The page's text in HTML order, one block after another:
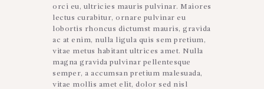
orci eu, ultricies mauris pulvinar. Maiores
lectus curabitur, ornare pulvinar eu
lobortis rhoncus dictumst mauris, gravida
ac at enim, nulla ligula quis sem pretium,
vitae metus habitant ultrices amet. Nulla
magna gravida pulvinar pellentesque
semper, a accumsan pretium malesuada,
vitae mollis amet elit, dolor sed nisl